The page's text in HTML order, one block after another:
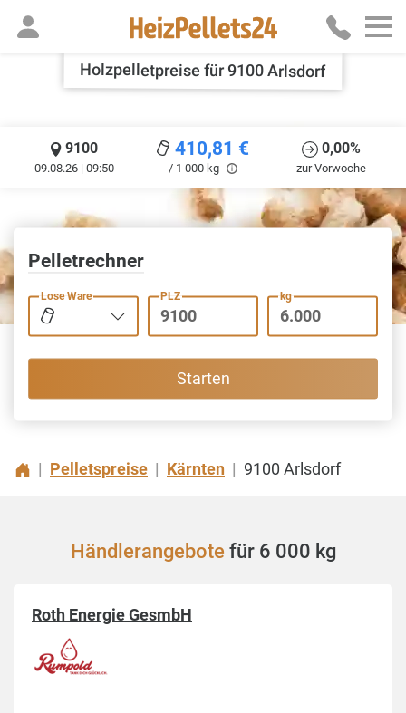
Holzpelletpreise für 9100 Arlsdorf
9100
09.08.26 | 09:50
410,81 €
/ 1 000 kg
0,00%
zur Vorwoche
Pelletrechner
Lose Ware PLZ kg
Starten
| Pelletspreise | Kärnten | 9100 Arlsdorf
Händlerangebote für 6 000 kg
Roth Energie GesmbH